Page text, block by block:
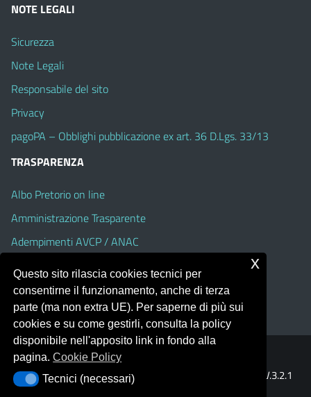
NOTE LEGALI
Sicurezza
Note Legali
Responsabile del sito
Privacy
pagoPA – Obblighi pubblicazione ex art. 36 D.Lgs. 33/13
TRASPARENZA
Albo Pretorio on line
Amministrazione Trasparente
Adempimenti AVCP / ANAC
Accesso Civico
Dichiarazione di accessibilità
Portale realizzato con la piattaforma
Template Italia configurato sul tema accessibile
V.3.2.1
(Alioth)
Questo sito rilascia cookies tecnici per
consentirne il funzionamento, anche di terza
parte (ma non extra UE). Per saperne di più sui
cookies e su come gestirli, consulta la policy
disponibile nell'apposito link in fondo alla
pagina.Cookie Policy
Tecnici (necessari)
Tecnici (necessari)
x